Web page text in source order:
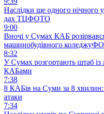
Наслідки ще одного нічного
дах ТЦФОТО
9:00
Вночі у Сумах КАБ
машинобудівного коледжу
8:32
У Сумах розгортають штаб із
КАБами
7:38
8 КАБів на Суми за 8 хвилин:
атаки
7:34